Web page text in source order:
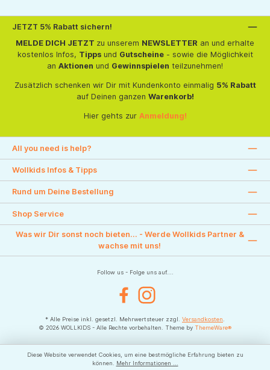
JETZT 5% Rabatt sichern!
MELDE DICH JETZT zu unserem NEWSLETTER an und erhalte
kostenlos Infos, Tippsund Gutscheine- sowie die Möglichkeit
an Aktionen und Gewinnspielen teilzunehmen!
Zusätzlich schenken wir Dir mit Kundenkonto einmalig 5% Rabatt
auf Deinen ganzen Warenkorb!
Hier gehts zur Anmeldung!
All you need is help?
Wollkids Infos & Tipps
Rund um Deine Bestellung
Shop Service
Was wir Dir sonst noch bieten... - Werde Wollkids Partner &
wachse mit uns!
Follow us - Folge uns auf....
FacebookInstagram
* Alle Preise inkl. gesetzl. Mehrwertsteuer zzgl. Versandkosten.
© 2026 WOLLKIDS - Alle Rechte vorbehalten. Theme by ThemeWare®
Diese Website verwendet Cookies, um eine bestmögliche Erfahrung bieten zu
können.
Mehr Informationen ...